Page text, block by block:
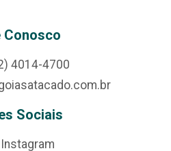
Conosco
4014-4700
Sociais
Instagram